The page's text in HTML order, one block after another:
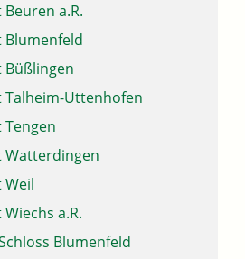
a.R.
Uttenhofen
Watterdingen
a.R.
Blumenfeld